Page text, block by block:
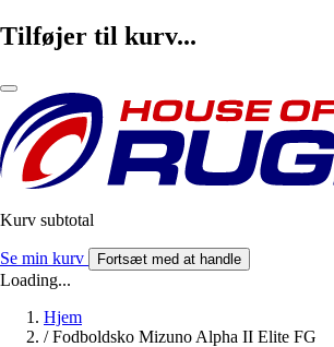
Tilføjer til kurv...
Kurv subtotal
Se min kurv Fortsæt med at handle
Loading...
Hjem
/ Fodboldsko Mizuno Alpha II Elite FG